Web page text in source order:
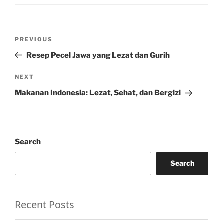
Previous
Post
PREVIOUS
Resep Pecel Jawa yang Lezat dan Gurih
Next
Post
NEXT
Makanan Indonesia: Lezat, Sehat, dan Bergizi
Search
Search
Recent Posts